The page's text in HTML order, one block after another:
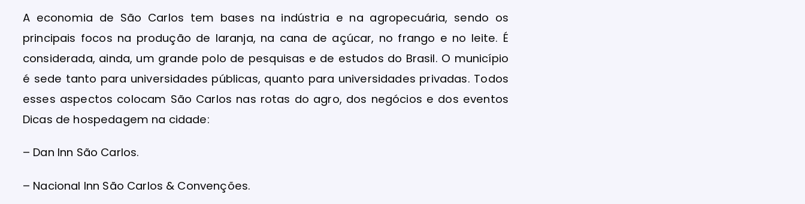
A economia de São Carlos tem bases na indústria e na agropecuária, sendo os
principais focos na produção de laranja, na cana de açúcar, no frango e no leite. É
considerada, ainda, um grande polo de pesquisas e de estudos do Brasil. O município
é sede tanto para universidades públicas, quanto para universidades privadas. Todos
esses aspectos colocam São Carlos nas rotas do agro, dos negócios e dos eventos
Dicas de hospedagem na cidade:
– Dan Inn São Carlos.
– Nacional Inn São Carlos & Convenções.